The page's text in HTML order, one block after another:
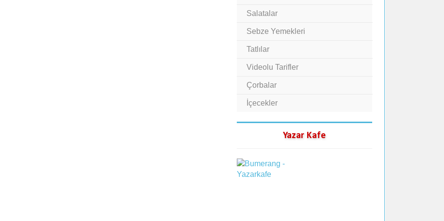
Salatalar
Sebze Yemekleri
Tatlılar
Videolu Tarifler
Çorbalar
İçecekler
Yazar Kafe